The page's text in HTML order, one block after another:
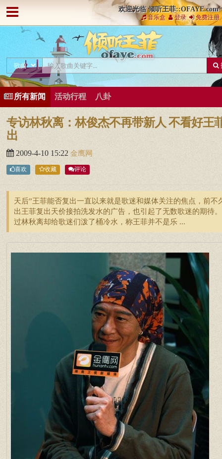
欢迎光临 倾听王菲::OFAYE.com
音乐盒 登录 免费注册
所有新闻 活动行程 八卦
专访林秋离：林俊杰不再带新人 不看好王
出
2009-4-10 15:22 金鹰网
喜欢 收藏 评论
天后”王菲能否复出一直以来就是歌迷和媒体关注的焦点，前不
出王菲复出天价接拍洗发水的广告，也引起了无数歌迷的期待
过林秋离却给歌迷们泼了桶冷水，称王菲并不是乐 ...